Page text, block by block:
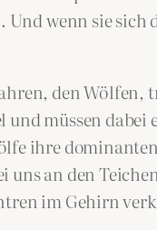
wenn sie sich
den
müssen
ihre
uns an den
im Gehirn